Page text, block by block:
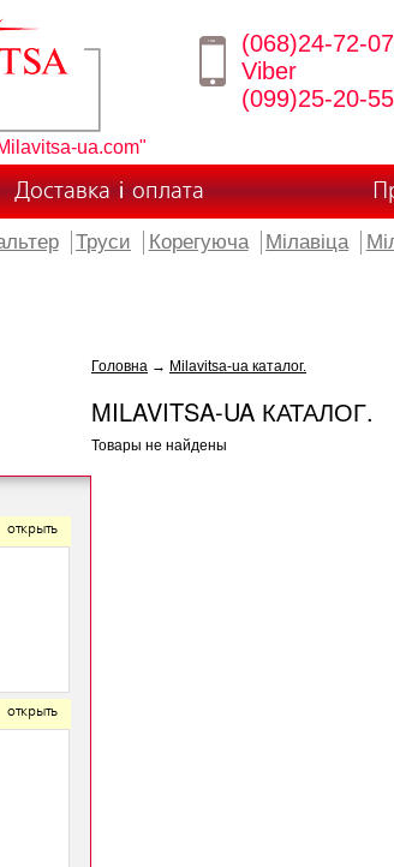
ua.com"
(068)24-72-
Viber
(099)25-20-
Доставка і оплата
Труси Корегуюча Мілавіца
открыть
открыть
Головна → Milavitsa-ua каталог.
MILAVITSA-UA КАТАЛОГ.
Товары не найдены